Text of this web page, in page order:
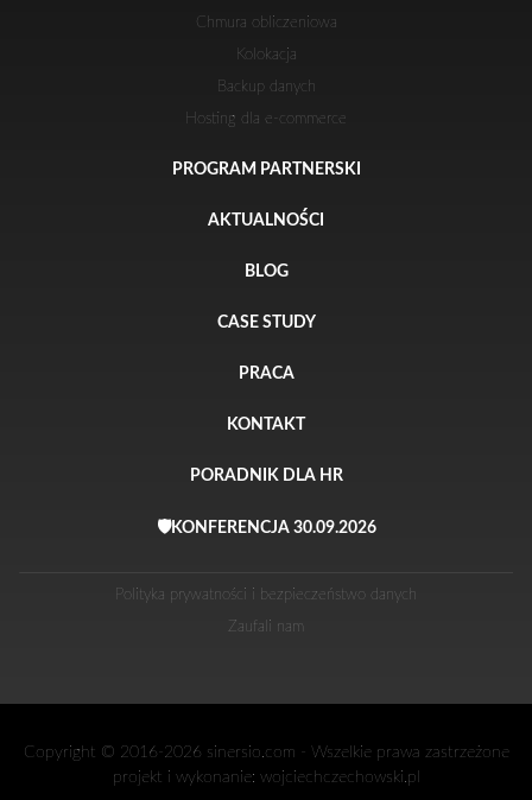
Chmura obliczeniowa
Kolokacja
Backup danych
Hosting dla e-commerce
PROGRAM PARTNERSKI
AKTUALNOŚCI
BLOG
CASE STUDY
PRACA
KONTAKT
PORADNIK DLA HR
🛡️KONFERENCJA 30.09.2026
Polityka prywatności i bezpieczeństwo danych
Zaufali nam
Copyright © 2016-2026 sinersio.com - Wszelkie prawa zastrzeżone
projekt i wykonanie: wojciechczechowski.pl